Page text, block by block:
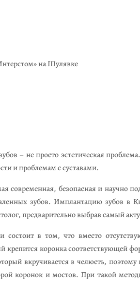
на Шулявке
– не просто эстетическая
и проблемам с суставами.
современная, безопасная и научно
зубов. Имплантацию зубов в
предварительно выбрав самый
состоит в том, что вместо
крепится коронка соответствующей
вкручивается в челюсть, поэтому
коронок и мостов. При такой